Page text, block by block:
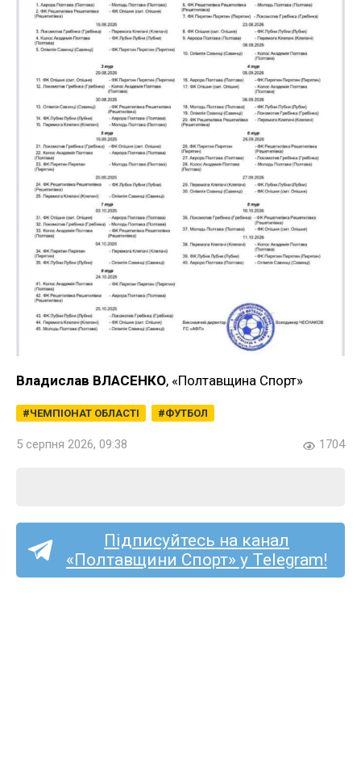
Владислав ВЛАСЕНКО, «Полтавщина Спорт»
ЧЕМПІОНАТ ОБЛАСТІ ФУТБОЛ
5 серпня 2026, 09:38 1704
Підписуйтесь на канал
«Полтавщини Спорт» у Telegram!